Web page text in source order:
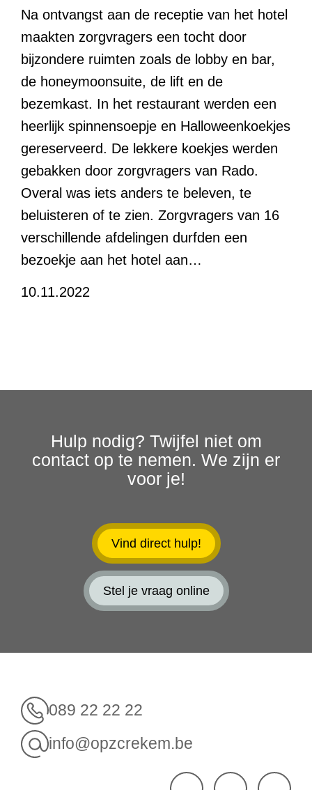
Na ontvangst aan de receptie van het hotel
maakten zorgvragers een tocht door
bijzondere ruimten zoals de lobby en bar,
de honeymoonsuite, de lift en de
bezemkast. In het restaurant werden een
heerlijk spinnensoepje en Halloweenkoekjes
gereserveerd. De lekkere koekjes werden
gebakken door zorgvragers van Rado.
Overal was iets anders te beleven, te
beluisteren of te zien. Zorgvragers van 16
verschillende afdelingen durfden een
bezoekje aan het hotel aan…
10.11.2022
Hulp nodig? Twijfel niet om
contact op te nemen. We zijn er
voor je!
Vind direct hulp!
Stel je vraag online
089 22 22 22
info@opzcrekem.be